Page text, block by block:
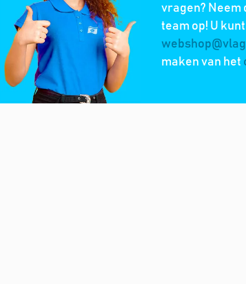
vragen? Neem
team op! U
maken van het